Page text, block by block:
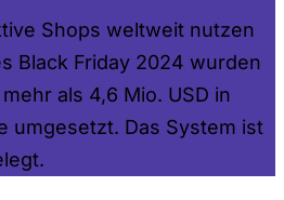
Shops weltweit nutzen
Black Friday 2024 wurden
als 4,6 Mio. USD in
umgesetzt. Das System ist